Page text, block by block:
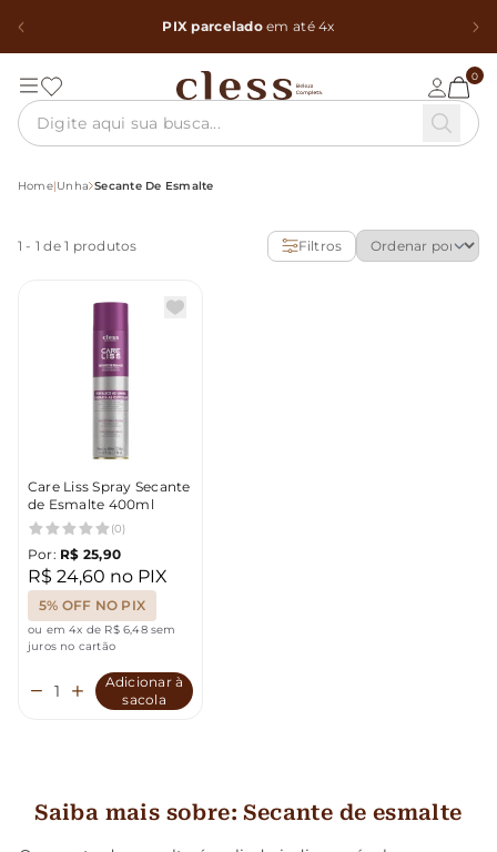
PIX parceladoem até 4x
0
Home|Unha Secante De Esmalte
1 - 1 de 1 produtos Filtros
Care Liss Spray Secante
de Esmalte 400ml
(0)
Por: R$ 25,90
R$ 24,60 no PIX
5% OFF NO PIX
ou em 4x de R$ 6,48 sem
juros no cartão
Adicionar à
sacola
Saiba mais sobre: Secante de esmalte